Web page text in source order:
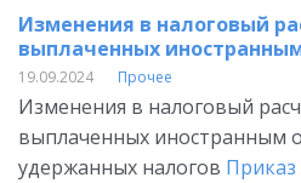
Изменения в налоговый
выплаченных
19.09.2024 Прочее
Изменения в налоговый
выплаченных иностранным
удержанных налогов